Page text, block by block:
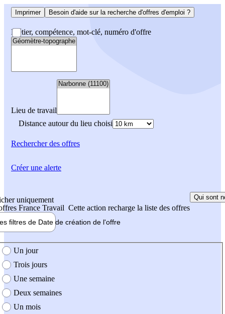
Imprimer Besoin d'aide sur la recherche d'offres d'emploi ?
Métier, compétence, mot-clé, numéro d'offre
Lieu de travail
Distance autour du lieu choisi
Rechercherdes offres
uniquement
France Travail Cette action recharge la liste des offres
Qui sont
filtres de Date de création de l'offre
création de l'offre
Un jour
Trois jours
Une semaine
Deux semaines
Un mois
Créer une alerte